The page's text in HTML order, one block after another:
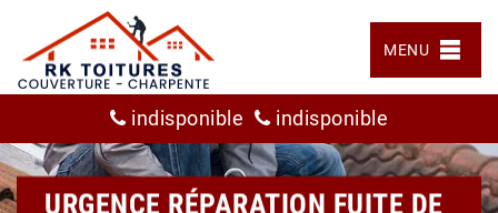
MENU
indisponible indisponible
URGENCE RÉPARATION FUITE DE